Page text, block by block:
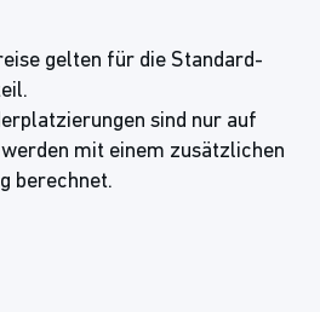
gelten für die Standard-
sind nur auf
mit einem zusätzlichen
berechnet.